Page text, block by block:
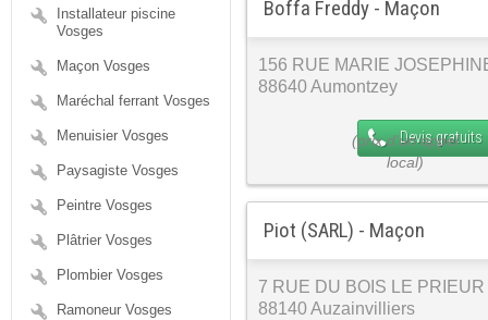
Installateur piscine
Vosges
Maçon Vosges
Maréchal ferrant Vosges
Menuisier Vosges
Paysagiste Vosges
Peintre Vosges
Plâtrier Vosges
Plombier Vosges
Ramoneur Vosges
Boffa Freddy - Maçon
156 RUE MARIE
88640 Aumontzey
Devis gratuits
Piot (SARL) - Maçon
7 RUE DU BOIS LE PRIEUR
88140 Auzainvilliers